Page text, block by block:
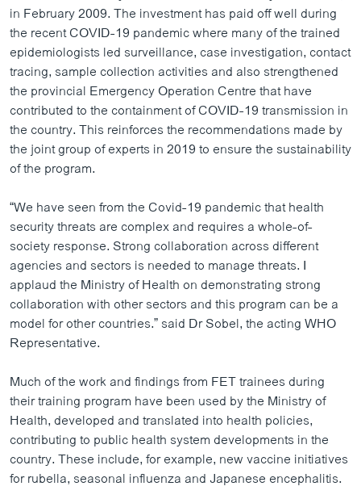
in February 2009. The investment has paid off well during
the recent COVID-19 pandemic where many of the trained
epidemiologists led surveillance, case investigation, contact
tracing, sample collection activities and also strengthened
the provincial Emergency Operation Centre that have
contributed to the containment of COVID-19 transmission in
the country. This reinforces the recommendations made by
the joint group of experts in 2019 to ensure the sustainability
of the program.
“We have seen from the Covid-19 pandemic that health
security threats are complex and requires a whole-of-
society response. Strong collaboration across different
agencies and sectors is needed to manage threats. I
applaud the Ministry of Health on demonstrating strong
collaboration with other sectors and this program can be a
model for other countries.” said Dr Sobel, the acting WHO
Representative.
Much of the work and findings from FET trainees during
their training program have been used by the Ministry of
Health, developed and translated into health policies,
contributing to public health system developments in the
country. These include, for example, new vaccine initiatives
for rubella, seasonal influenza and Japanese encephalitis.